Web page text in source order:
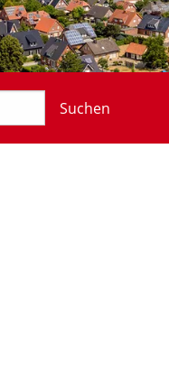
Suchen